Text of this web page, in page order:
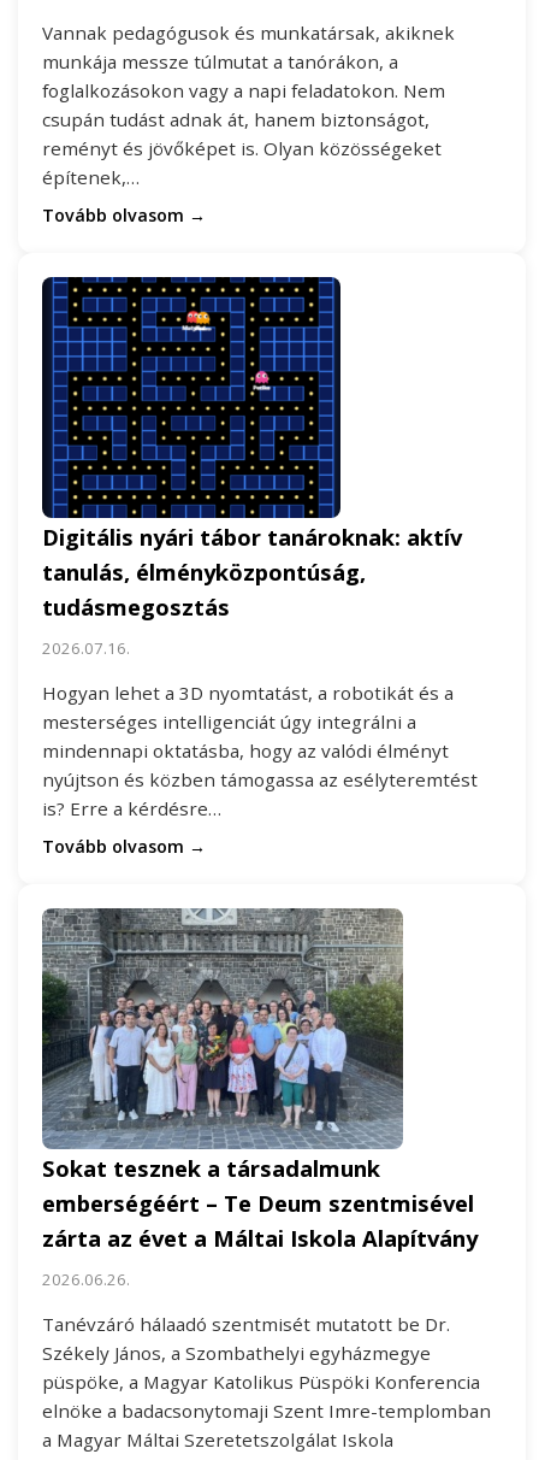
Vannak pedagógusok és munkatársak, akiknek
munkája messze túlmutat a tanórákon, a
foglalkozásokon vagy a napi feladatokon. Nem
csupán tudást adnak át, hanem biztonságot,
reményt és jövőképet is. Olyan közösségeket
építenek,…
Tovább olvasom →
Digitális nyári tábor tanároknak: aktív
tanulás, élményközpontúság,
tudásmegosztás
2026.07.16.
Hogyan lehet a 3D nyomtatást, a robotikát és a
mesterséges intelligenciát úgy integrálni a
mindennapi oktatásba, hogy az valódi élményt
nyújtson és közben támogassa az esélyteremtést
is? Erre a kérdésre…
Tovább olvasom →
Sokat tesznek a társadalmunk
emberségéért – Te Deum szentmisével
zárta az évet a Máltai Iskola Alapítvány
2026.06.26.
Tanévzáró hálaadó szentmisét mutatott be Dr.
Székely János, a Szombathelyi egyházmegye
püspöke, a Magyar Katolikus Püspöki Konferencia
elnöke a badacsonytomaji Szent Imre-templomban
a Magyar Máltai Szeretetszolgálat Iskola